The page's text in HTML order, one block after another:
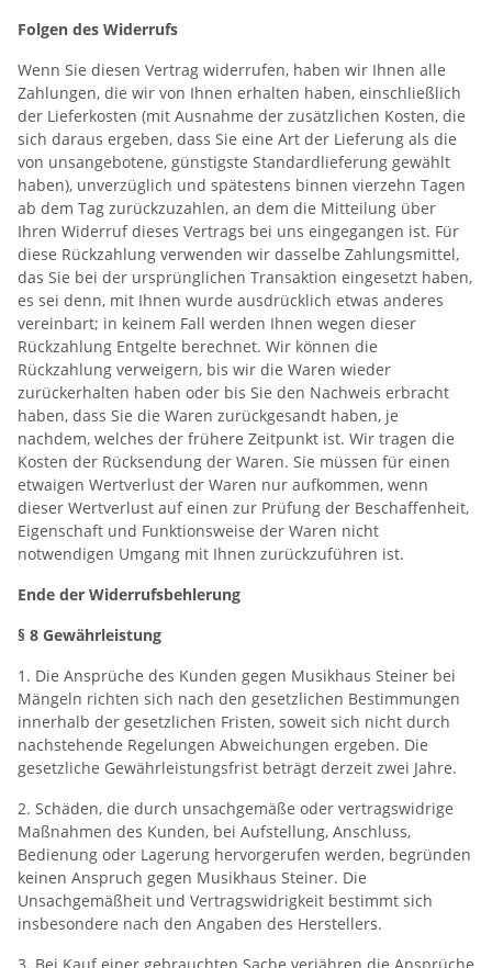
Folgen des Widerrufs
Wenn Sie diesen Vertrag widerrufen, haben wir Ihnen alle
Zahlungen, die wir von Ihnen erhalten haben, einschließlich
der Lieferkosten (mit Ausnahme der zusätzlichen Kosten, die
sich daraus ergeben, dass Sie eine Art der Lieferung als die
von unsangebotene, günstigste Standardlieferung gewählt
haben), unverzüglich und spätestens binnen vierzehn Tagen
ab dem Tag zurückzuzahlen, an dem die Mitteilung über
Ihren Widerruf dieses Vertrags bei uns eingegangen ist. Für
diese Rückzahlung verwenden wir dasselbe Zahlungsmittel,
das Sie bei der ursprünglichen Transaktion eingesetzt haben,
es sei denn, mit Ihnen wurde ausdrücklich etwas anderes
vereinbart; in keinem Fall werden Ihnen wegen dieser
Rückzahlung Entgelte berechnet. Wir können die
Rückzahlung verweigern, bis wir die Waren wieder
zurückerhalten haben oder bis Sie den Nachweis erbracht
haben, dass Sie die Waren zurückgesandt haben, je
nachdem, welches der frühere Zeitpunkt ist. Wir tragen die
Kosten der Rücksendung der Waren. Sie müssen für einen
etwaigen Wertverlust der Waren nur aufkommen, wenn
dieser Wertverlust auf einen zur Prüfung der Beschaffenheit,
Eigenschaft und Funktionsweise der Waren nicht
notwendigen Umgang mit Ihnen zurückzuführen ist.
Ende der Widerrufsbehlerung
§ 8 Gewährleistung
1. Die Ansprüche des Kunden gegen Musikhaus Steiner bei
Mängeln richten sich nach den gesetzlichen Bestimmungen
innerhalb der gesetzlichen Fristen, soweit sich nicht durch
nachstehende Regelungen Abweichungen ergeben. Die
gesetzliche Gewährleistungsfrist beträgt derzeit zwei Jahre.
2. Schäden, die durch unsachgemäße oder vertragswidrige
Maßnahmen des Kunden, bei Aufstellung, Anschluss,
Bedienung oder Lagerung hervorgerufen werden, begründen
keinen Anspruch gegen Musikhaus Steiner. Die
Unsachgemäßheit und Vertragswidrigkeit bestimmt sich
insbesondere nach den Angaben des Herstellers.